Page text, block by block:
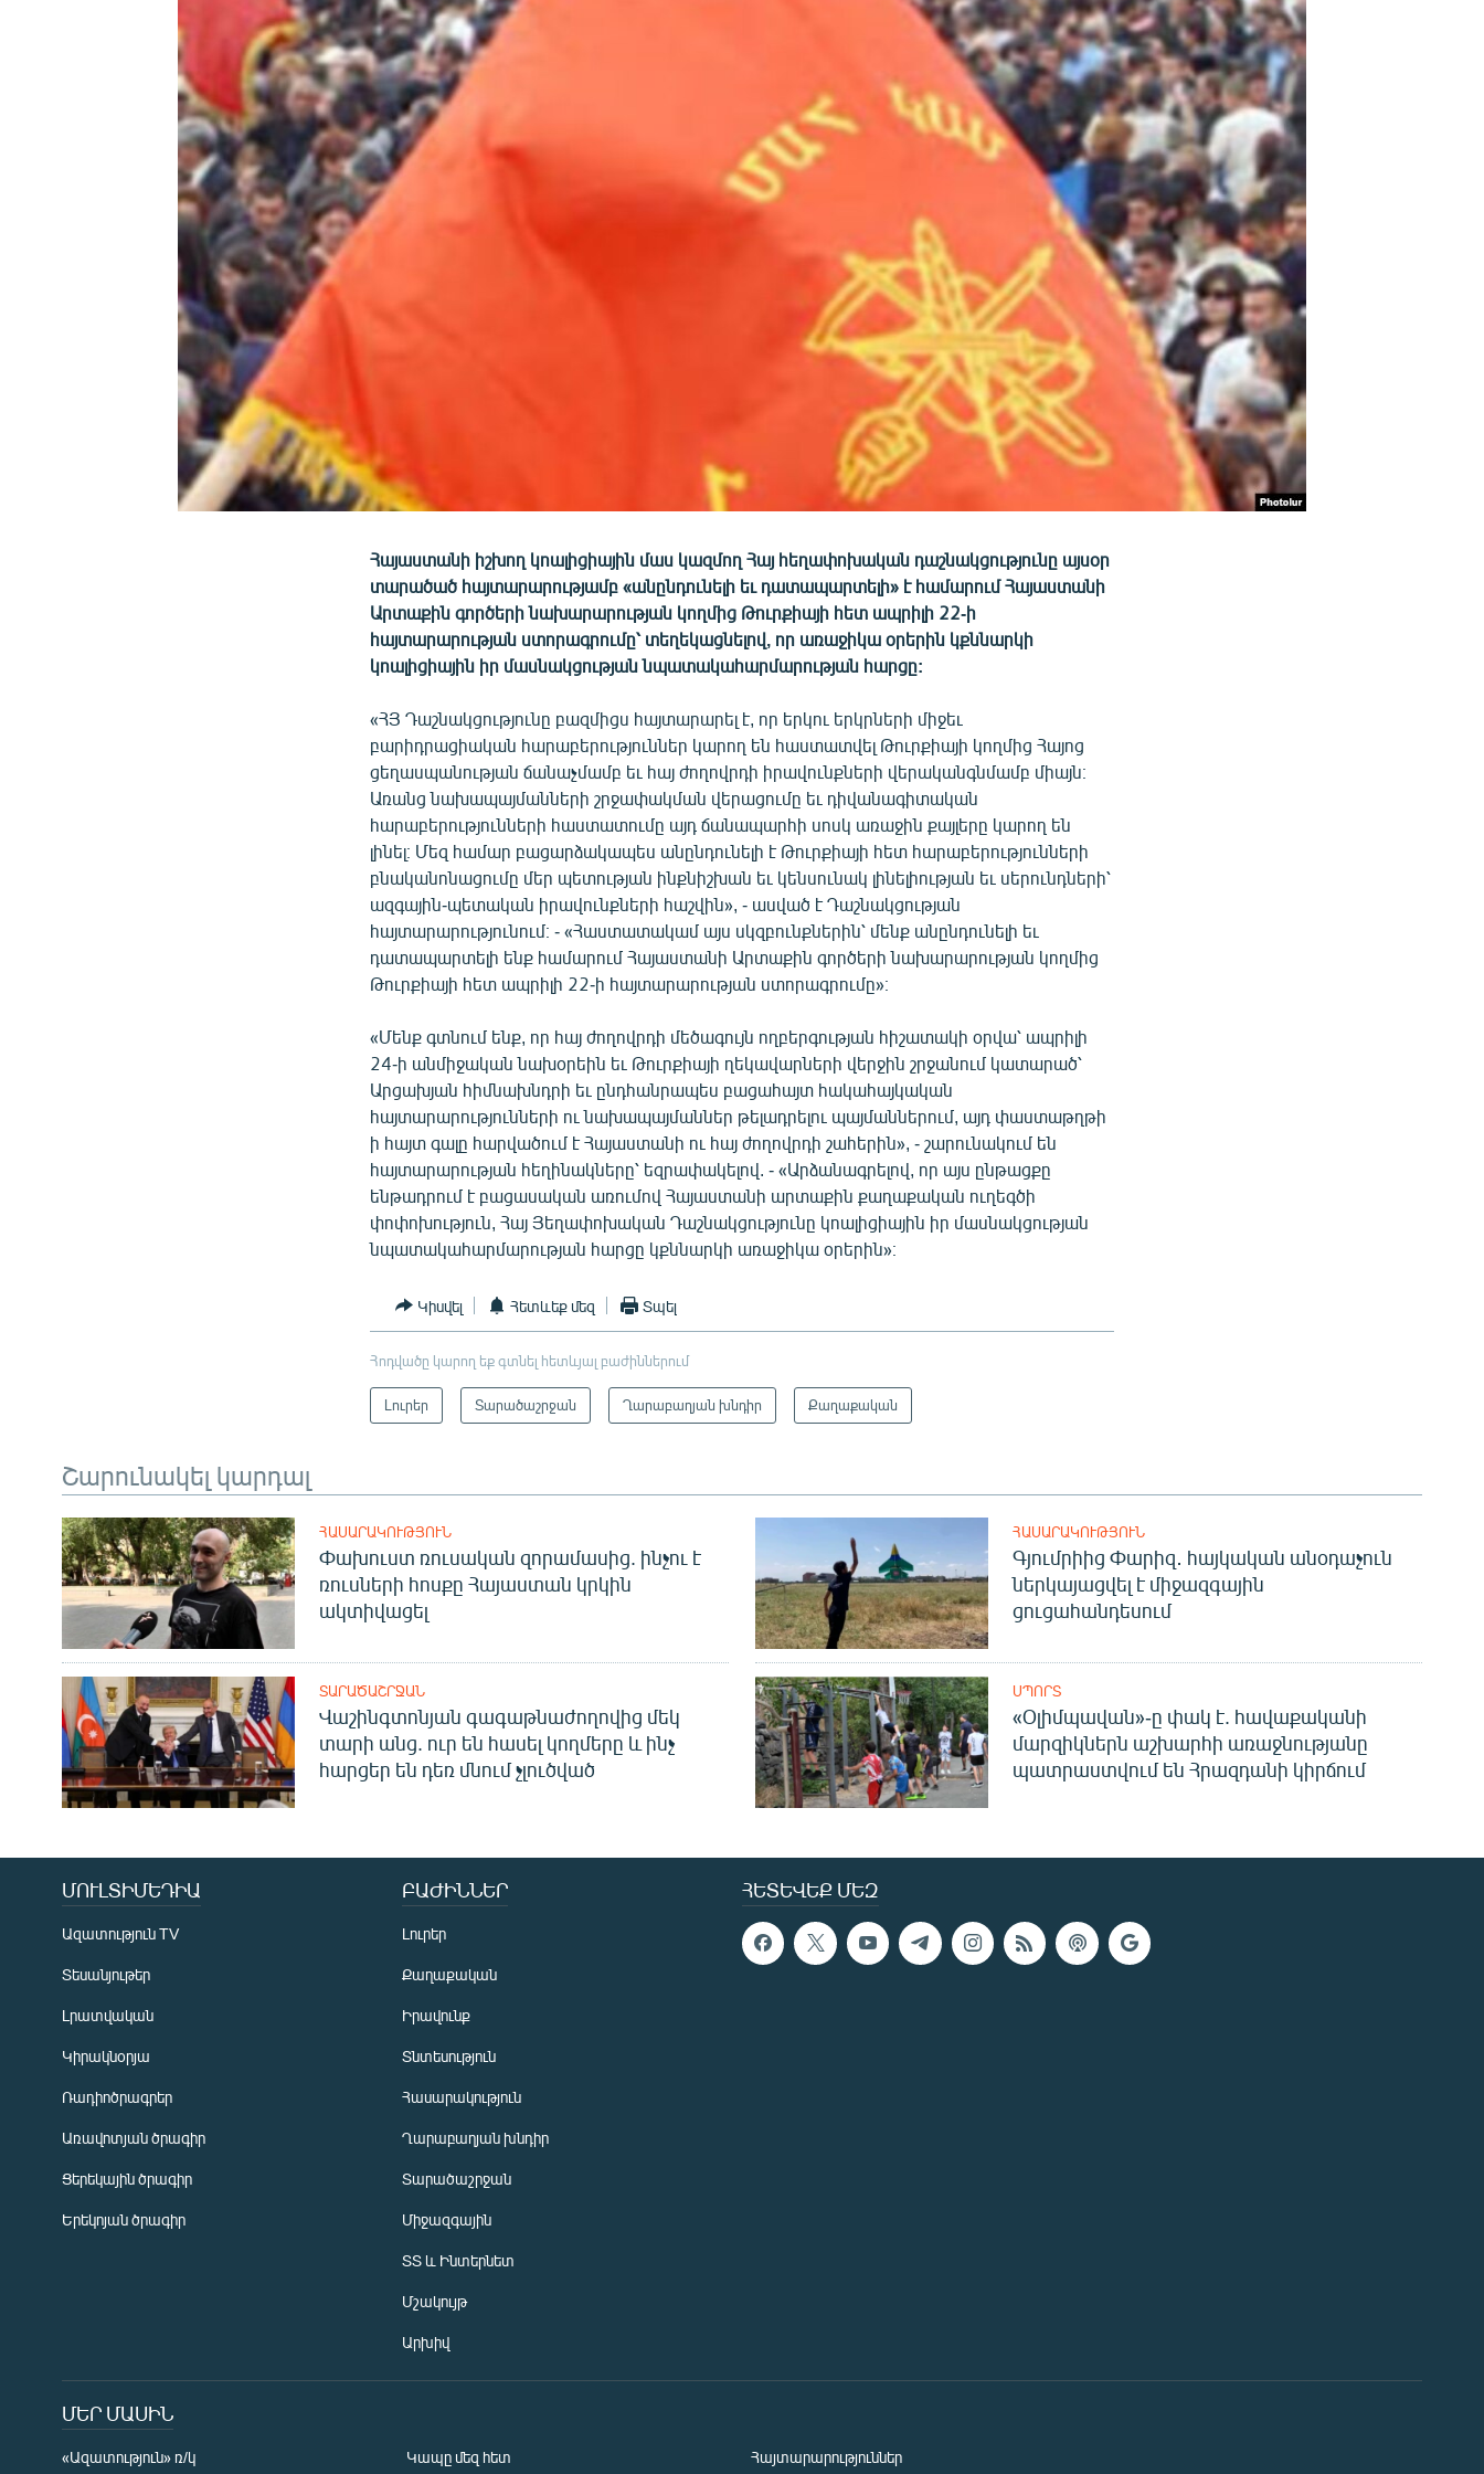
ՄԵԿՆԱԲԱՆՈՒԹՅՈՒՆ
ՁԳՏԵԼՈՎ ԼԱՎԱԳՈՒՅՆԻՆ
Հայաստանի իշխող կոալիցիային մաս կազմող Հայ հեղափոխական դաշնակցությունը այսօր
տարածած հայտարարությամբ «անընդունելի եւ դատապարտելի» է համարում Հայաստանի
Արտաքին գործերի նախարարության կողմից Թուրքիայի հետ ապրիլի 22-ի
հայտարարության ստորագրումը՝ տեղեկացնելով, որ առաջիկա օրերին կքննարկի
կոալիցիային իր մասնակցության նպատակահարմարության հարցը:
«ՀՅ Դաշնակցությունը բազմիցս հայտարարել է, որ երկու երկրների միջեւ
բարիդրացիական հարաբերություններ կարող են հաստատվել Թուրքիայի կողմից Հայոց
ցեղասպանության ճանաչմամբ եւ հայ ժողովրդի իրավունքների վերականգնմամբ միայն։
Առանց նախապայմանների շրջափակման վերացումը եւ դիվանագիտական
հարաբերությունների հաստատումը այդ ճանապարհի սոսկ առաջին քայլերը կարող են
լինել։ Մեզ համար բացարձակապես անընդունելի է Թուրքիայի հետ հարաբերությունների
բնականոնացումը մեր պետության ինքնիշխան եւ կենսունակ լինելիության եւ սերունդների՝
ազգային-պետական իրավունքների հաշվին», - ասված է Դաշնակցության
հայտարարությունում։ - «Հաստատակամ այս սկզբունքներին՝ մենք անընդունելի եւ
դատապարտելի ենք համարում Հայաստանի Արտաքին գործերի նախարարության կողմից
Թուրքիայի հետ ապրիլի 22-ի հայտարարության ստորագրումը»։
«Մենք գտնում ենք, որ հայ ժողովրդի մեծագույն ողբերգության հիշատակի օրվա՝ ապրիլի
24-ի անմիջական նախօրեին եւ Թուրքիայի ղեկավարների վերջին շրջանում կատարած՝
Արցախյան հիմնախնդրի եւ ընդհանրապես բացահայտ հակահայկական
հայտարարությունների ու նախապայմաններ թելադրելու պայմաններում, այդ փաստաթղթի
ի հայտ գալը հարվածում է Հայաստանի ու հայ ժողովրդի շահերին», - շարունակում են
հայտարարության հեղինակները՝ եզրափակելով. - «Արձանագրելով, որ այս ընթացքը
ենթադրում է բացասական առումով Հայաստանի արտաքին քաղաքական ուղեգծի
փոփոխություն, Հայ Յեղափոխական Դաշնակցությունը կոալիցիային իր մասնակցության
նպատակահարմարության հարցը կքննարկի առաջիկա օրերին»։
Կիսվել Հետևեք մեզ Տպել
Հոդվածը կարող եք գտնել հետևյալ բաժիններում
Լուրեր Տարածաշրջան Ղարաբաղյան խնդիր Քաղաքական
Շարունակել կարդալ
ՀԱՍԱՐԱԿՈՒԹՅՈՒՆ
Փախուստ ռուսական զորամասից. ինչու է
ռուսների հոսքը Հայաստան կրկին
ակտիվացել
ՀԱՍԱՐԱԿՈՒԹՅՈՒՆ
Գյումրիից Փարիզ․ հայկական անօդաչուն
ներկայացվել է միջազգային
ցուցահանդեսում
ՏԱՐԱԾԱՇՐՋԱՆ
Վաշինգտոնյան գագաթնաժողովից մեկ
տարի անց. ուր են հասել կողմերը և ինչ
հարցեր են դեռ մնում չլուծված
ՍՊՈՐՏ
«Օլիմպավան»-ը փակ է. հավաքականի
մարզիկներն աշխարհի առաջնությանը
պատրաստվում են Հրազդանի կիրճում
ՀԵՏԵՎԵՔ ՄԵԶ
ՄՈՒԼՏԻՄԵԴԻԱ
Ազատություն TV
Տեսանյութեր
Լրատվական
Կիրակնօրյա
Ռադիոծրագրեր
Առավոտյան ծրագիր
Ցերեկային ծրագիր
Երեկոյան ծրագիր
ԲԱԺԻՆՆԵՐ
Լուրեր
Քաղաքական
Իրավունք
Տնտեսություն
Հասարակություն
Ղարաբաղյան խնդիր
Տարածաշրջան
Միջազգային
ՏՏ և Ինտերնետ
Մշակույթ
Արխիվ
ՄԵՐ ՄԱՍԻՆ
«Ազատություն» ռ/կ Կապը մեզ հետ Հայտարարություններ